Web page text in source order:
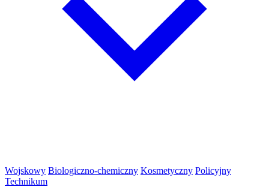
Wojskowy Biologiczno-chemiczny Kosmetyczny Policyjny
Technikum